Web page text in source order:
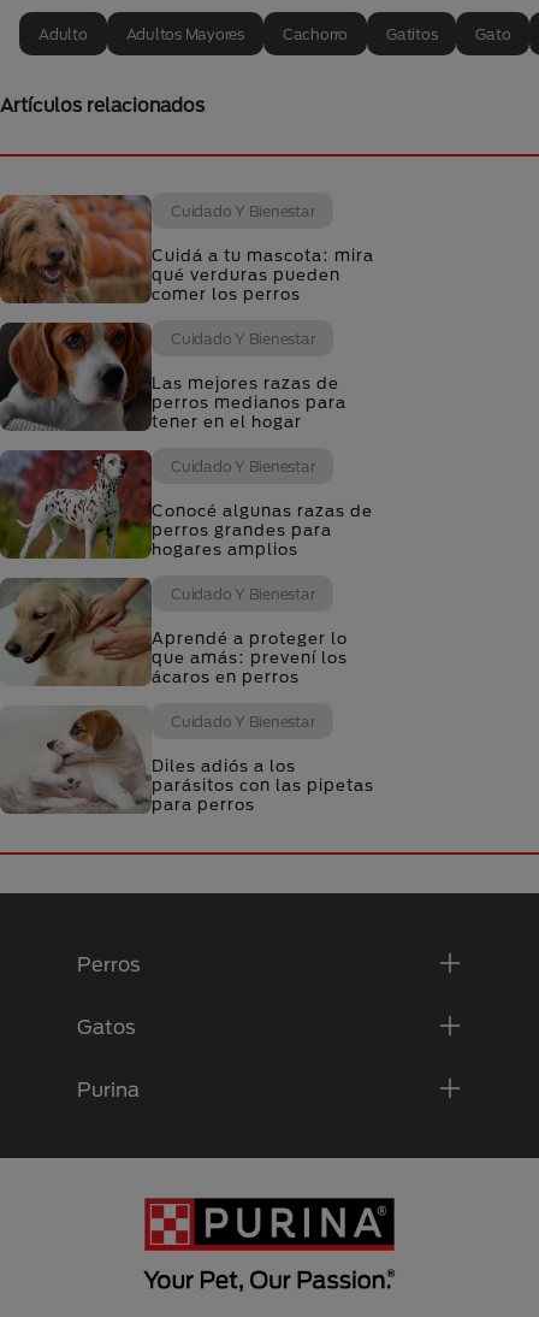
Adulto Adultos Mayores Cachorro Gatitos Gato
Artículos relacionados
Cuidado Y Bienestar
Cuidá a tu mascota: mira
qué verduras pueden
comer los perros
Cuidado Y Bienestar
Las mejores razas de
perros medianos para
tener en el hogar
Cuidado Y Bienestar
Conocé algunas razas de
perros grandes para
hogares amplios
Cuidado Y Bienestar
Aprendé a proteger lo
que amás: prevení los
ácaros en perros
Cuidado Y Bienestar
Diles adiós a los
parásitos con las pipetas
para perros
Perros
Gatos
Purina